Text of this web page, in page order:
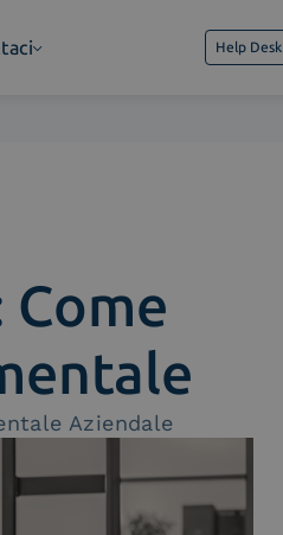
Help Desk
Aziendale